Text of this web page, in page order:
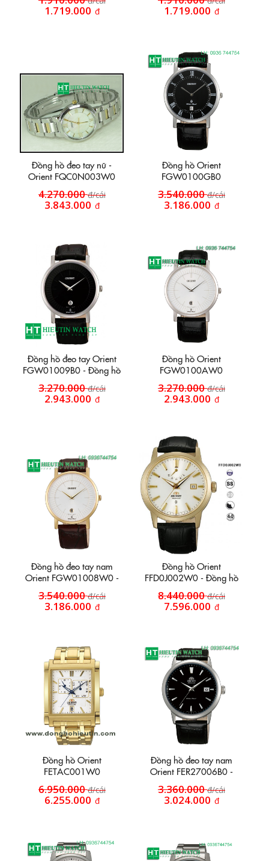
1.719.000 đ 1.719.000 đ
Đồng hồ đeo tay nữ -
Orient FQC0N003W0
4.270.000đ/cái
3.843.000 đ
Đồng hồ Orient
FGW0100GB0
3.540.000đ/cái
3.186.000 đ
Đồng hồ đeo tay Orient
FGW01009B0 - Đồng hồ
quay
3.270.000đ/cái
2.943.000 đ
Đồng hồ Orient
FGW0100AW0
3.270.000đ/cái
2.943.000 đ
Đồng hồ đeo tay nam
Orient FGW01008W0 -
mặt trắng hai kim
3.540.000đ/cái
3.186.000 đ
Đồng hồ Orient
FFD0J002W0 - Đồng hồ
8.440.000đ/cái
7.596.000 đ
Đồng hồ Orient
FETAC001W0
6.950.000đ/cái
6.255.000 đ
Đồng hồ đeo tay nam
Orient FER27006B0 -
3.360.000đ/cái
3.024.000 đ